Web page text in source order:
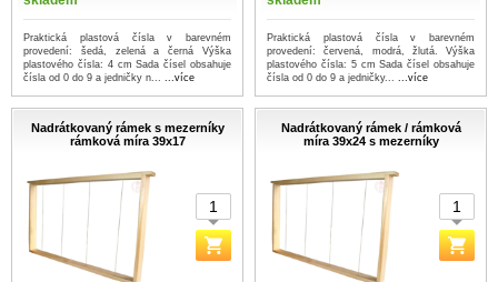
Praktická plastová čísla v barevném
provedení: šedá, zelená a černá Výška
plastového čísla: 4 cm Sada čísel obsahuje
čísla od 0 do 9 a jedničky n... ...více
Praktická plastová čísla v barevném
provedení: červená, modrá, žlutá. Výška
plastového čísla: 5 cm Sada čísel obsahuje
čísla od 0 do 9 a jedničky... ...více
Nadrátkovaný rámek s mezerníky
rámková míra 39x17
Nadrátkovaný rámek / rámková
míra 39x24 s mezerníky